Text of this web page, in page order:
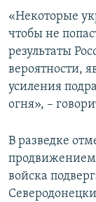
«Некоторые
чтобы не
результаты
вероятности,
усиления
огня», –
В разведке
войска